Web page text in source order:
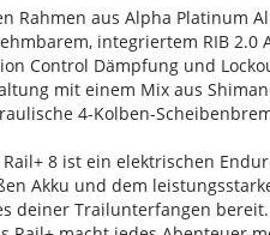
Rahmen aus Alpha Platinum
integriertem RIB 2.0
Control Dämpfung und
mit einem Mix aus
4-Kolben-
Rail+ 8 ist ein elektrischen
Akku und dem
deiner Trailunterfangen bereit.